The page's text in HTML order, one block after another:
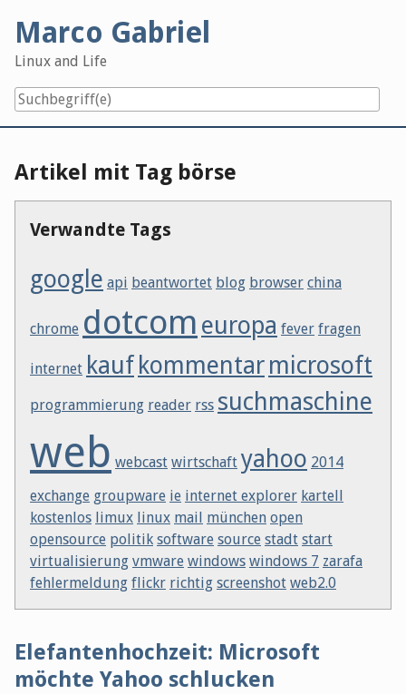
content
Marco Gabriel
Linux and Life
Artikel mit Tag börse
Verwandte Tags
google api beantwortet blog browser china
chrome dotcom europa fever fragen
internet kauf kommentarmicrosoft
programmierung reader rss suchmaschine
web webcast wirtschaft yahoo 2014
exchange groupware ie internet explorer kartell
kostenlos limux linux mail münchen open
opensource politik software source stadt start
virtualisierung vmware windows windows 7 zarafa
fehlermeldung flickr richtig screenshot web2.0
Elefantenhochzeit: Microsoft
möchte Yahoo schlucken